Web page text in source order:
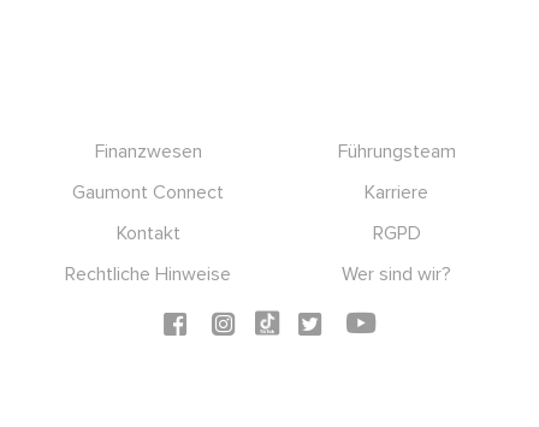
Finanzwesen
Führungsteam
Gaumont Connect
Karriere
Kontakt
RGPD
Rechtliche Hinweise
Wer sind wir?
Social icons